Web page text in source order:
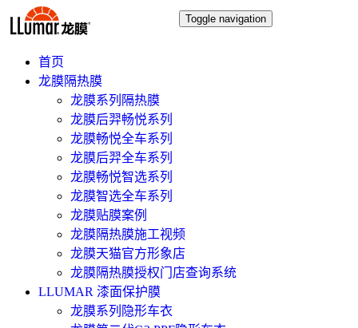
Toggle navigation
首页
龙膜隔热膜
龙膜系列隔热膜
龙膜后羿畅悦系列
龙膜畅悦全车系列
龙膜后羿全车系列
龙膜畅悦智选系列
龙膜智选全车系列
龙膜贴膜案例
龙膜隔热膜施工视频
龙膜天猫官方形象店
龙膜隔热膜授权门店查询系统
LLUMAR 漆面保护膜
龙膜系列隐形车衣